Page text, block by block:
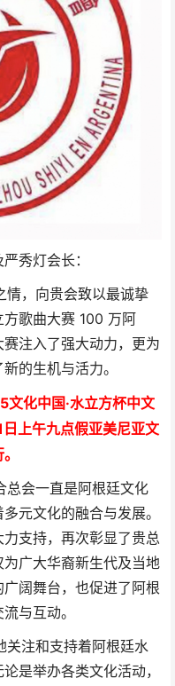
秀灯会长：
，向贵会致以最诚挚
歌曲大赛 100 万阿
注入了强大动力，更为
的生机与活力。
文化中国·水立方杯中文
日上午九点假亚美尼亚文
会一直是阿根廷文化
元文化的融合与发展。
支持，再次彰显了贵总
广大华裔新生代及当地
阔舞台，也促进了阿根
与互动。
注和支持着阿根廷水
是举办各类文化活动，